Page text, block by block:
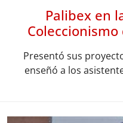
Palibex en
Presentó sus
enseñó a los